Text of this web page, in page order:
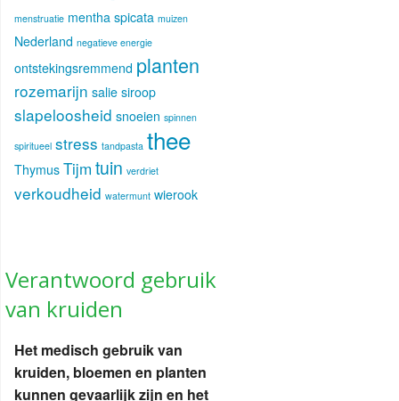
menstruatie mentha spicata muizen
Nederland negatieve energie
ontstekingsremmend planten
rozemarijn salie siroop
slapeloosheid snoeien spinnen
spiritueel stress tandpasta thee
Thymus Tijm tuin verdriet
verkoudheid watermunt wierook
Verantwoord gebruik
van kruiden
Het medisch gebruik van
kruiden, bloemen en planten
kunnen gevaarlijk zijn en het